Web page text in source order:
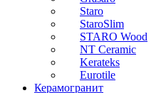
Staro
StaroSlim
STARO Wood
NT Ceramic
Kerateks
Eurotile
Керамогранит